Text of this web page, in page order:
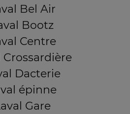
Bel Air
Bootz
Centre
Crossardière
Dacterie
épinne
Gare